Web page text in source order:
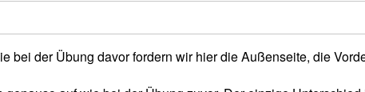
bei der Übung davor fordern wir hier die Außenseite, die